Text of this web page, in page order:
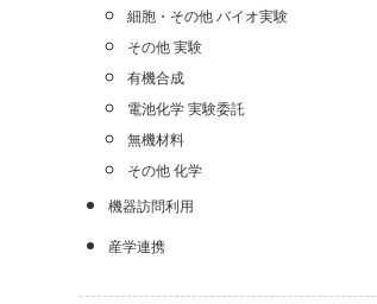
細胞・その他 バイオ実験
その他 実験
有機合成
電池化学 実験委託
無機材料
その他 化学
機器訪問利用
産学連携